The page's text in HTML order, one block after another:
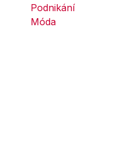
Podnikání
Móda